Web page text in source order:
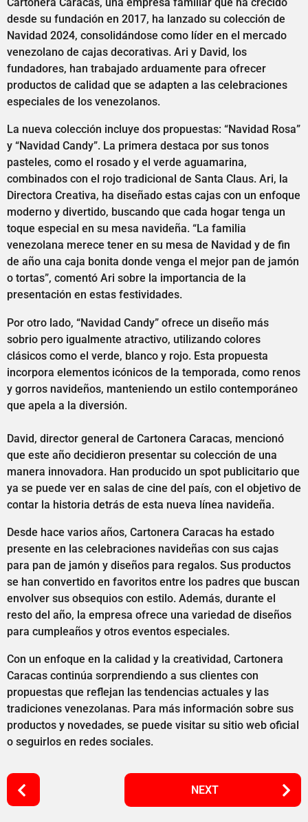
desde su fundación en 2017, ha lanzado su colección de
Navidad 2024, consolidándose como líder en el mercado
venezolano de cajas decorativas. Ari y David, los
fundadores, han trabajado arduamente para ofrecer
productos de calidad que se adapten a las celebraciones
especiales de los venezolanos.
La nueva colección incluye dos propuestas: “Navidad Rosa”
y “Navidad Candy”. La primera destaca por sus tonos
pasteles, como el rosado y el verde aguamarina,
combinados con el rojo tradicional de Santa Claus. Ari, la
Directora Creativa, ha diseñado estas cajas con un enfoque
moderno y divertido, buscando que cada hogar tenga un
toque especial en su mesa navideña. “La familia
venezolana merece tener en su mesa de Navidad y de fin
de año una caja bonita donde venga el mejor pan de jamón
o tortas”, comentó Ari sobre la importancia de la
presentación en estas festividades.
Por otro lado, “Navidad Candy” ofrece un diseño más
sobrio pero igualmente atractivo, utilizando colores
clásicos como el verde, blanco y rojo. Esta propuesta
incorpora elementos icónicos de la temporada, como renos
y gorros navideños, manteniendo un estilo contemporáneo
que apela a la diversión.
David, director general de Cartonera Caracas, mencionó
que este año decidieron presentar su colección de una
manera innovadora. Han producido un spot publicitario que
ya se puede ver en salas de cine del país, con el objetivo de
contar la historia detrás de esta nueva línea navideña.
Desde hace varios años, Cartonera Caracas ha estado
presente en las celebraciones navideñas con sus cajas
para pan de jamón y diseños para regalos. Sus productos
se han convertido en favoritos entre los padres que buscan
envolver sus obsequios con estilo. Además, durante el
resto del año, la empresa ofrece una variedad de diseños
para cumpleaños y otros eventos especiales.
Con un enfoque en la calidad y la creatividad, Cartonera
Caracas continúa sorprendiendo a sus clientes con
propuestas que reflejan las tendencias actuales y las
tradiciones venezolanas. Para más información sobre sus
productos y novedades, se puede visitar su sitio web oficial
o seguirlos en redes sociales.
P
o
NEXT